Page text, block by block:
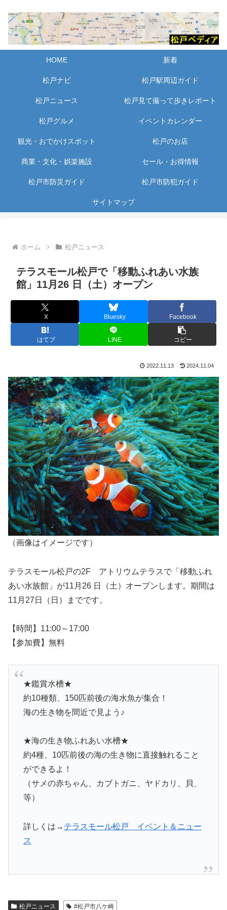
HOME 新着
松戸ナビ 松戸駅周辺ガイド
松戸ニュース 松戸見て撮って歩きレポート
松戸グルメ イベントカレンダー
観光・おでかけスポット 松戸のお店
商業・文化・娯楽施設 セール・お得情報
松戸市防災ガイド 松戸市防犯ガイド
サイトマップ
ホーム 松戸ニュース
テラスモール松戸で「移動ふれあい水族
館」11月26 日（土）オープン
X Bluesky Facebook
はてブ LINE コピー
2022.11.13 2024.11.04
（画像はイメージです）
テラスモール松戸の2F アトリウムテラスで「移動ふれ
あい水族館」が11月26 日（土）オープンします。期間は
11月27日（日）までです。
【時間】11:00～17:00
【参加費】無料
★鑑賞水槽★
約10種類、150匹前後の海水魚が集合！
海の生き物を間近で見よう♪
★海の生き物ふれあい水槽★
約4種、10匹前後の海の生き物に直接触れること
ができるよ！
（サメの赤ちゃん、カブトガニ、ヤドカリ、貝、
等）
詳しくは→ テラスモール松戸 イベント＆ニュー
ス
松戸ニュース #松戸市八ケ崎